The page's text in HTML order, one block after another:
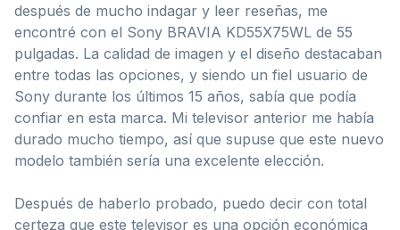
después de mucho indagar y leer reseñas, me
encontré con el Sony BRAVIA KD55X75WL de 55
pulgadas. La calidad de imagen y el diseño destacaban
entre todas las opciones, y siendo un fiel usuario de
Sony durante los últimos 15 años, sabía que podía
confiar en esta marca. Mi televisor anterior me había
durado mucho tiempo, así que supuse que este nuevo
modelo también sería una excelente elección.
Después de haberlo probado, puedo decir con total
certeza que este televisor es una opción económica